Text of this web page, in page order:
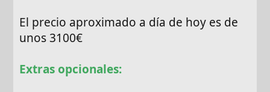
El precio aproximado a día de hoy es de
unos 3100€
Extras opcionales: